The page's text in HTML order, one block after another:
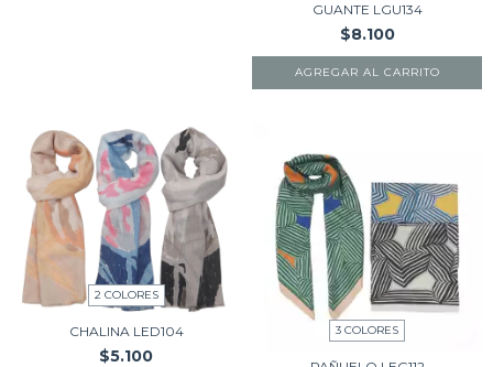
GUANTE LGU134
$8.100
AGREGAR AL CARRITO
2 COLORES
CHALINA LED104
$5.100
3 COLORES